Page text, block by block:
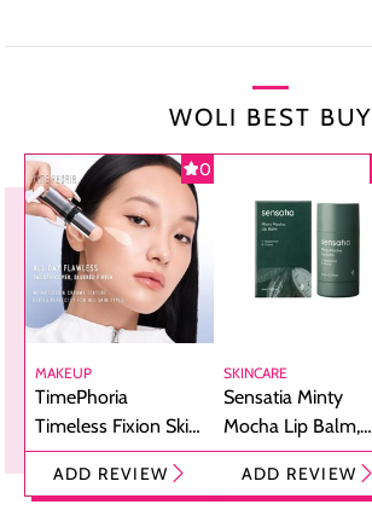
WOLI BEST BUY
0
MAKEUP
TimePhoria
Timeless Fixion Skin
Tint Stick,
Foundation dan
ADD REVIEW
SKINCARE
Sensatia Minty
Mocha Lip Balm,
Pelembap Bibir
dengan Aroma
ADD REVIEW